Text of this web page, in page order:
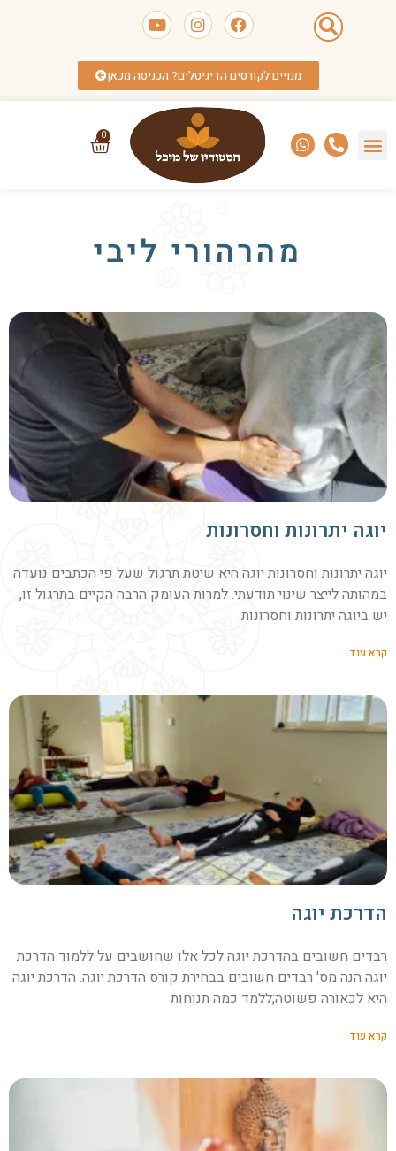
מנויים לקורסים הדיגיטלים? הכניסה מכאן
0
מהרהורי ליבי
יוגה יתרונות וחסרונות
יוגה יתרונות וחסרונות יוגה היא שיטת תרגול שעל פי הכתבים נועדה
במהותה לייצר שינוי תודעתי. למרות העומק הרבה הקיים בתרגול זו,
יש ביוגה יתרונות וחסרונות.
קרא עוד
הדרכת יוגה
רבדים חשובים בהדרכת יוגה לכל אלו שחושבים על ללמוד הדרכת
יוגה הנה מס' רבדים חשובים בבחירת קורס הדרכת יוגה. הדרכת יוגה
היא לכאורה פשוטה;ללמד כמה תנוחות
קרא עוד